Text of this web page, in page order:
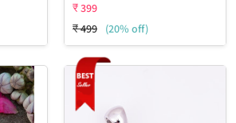
₹399
₹499 (20% off)